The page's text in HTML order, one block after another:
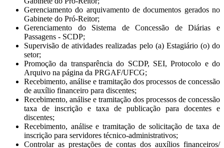
Gerenciamento do arquivamento de documentos gerados no
Gabinete do Pró-Reitor;
Gerenciamento do Sistema de Concessão de Diárias e
Passagens - SCDP;
Supervisão de atividades realizadas pelo (a) Estagiário (o) do
setor;
Promoção da transparência do SCDP, SEI, Protocolo e do
Arquivo na página da PRGAF/UFCG;
Recebimento, análise e tramitação dos processos de concessão
de auxílio financeiro para discentes;
Recebimento, análise e tramitação dos processos de concessão
taxa de inscrição e taxa de publicação para docentes e
discentes;
Recebimento, análise e tramitação de solicitação de taxa de
inscrição para servidores técnico-administrativos;
Controlar as prestações de contas dos auxílios financeiros/